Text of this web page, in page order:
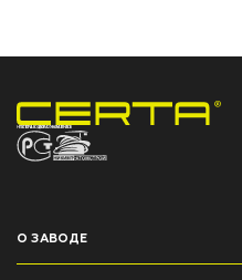
НПП «СПЕКТР» ЗАВОД ЛАКОКРАСОЧНЫХ МАТЕРИАЛОВ
О ЗАВОДЕ